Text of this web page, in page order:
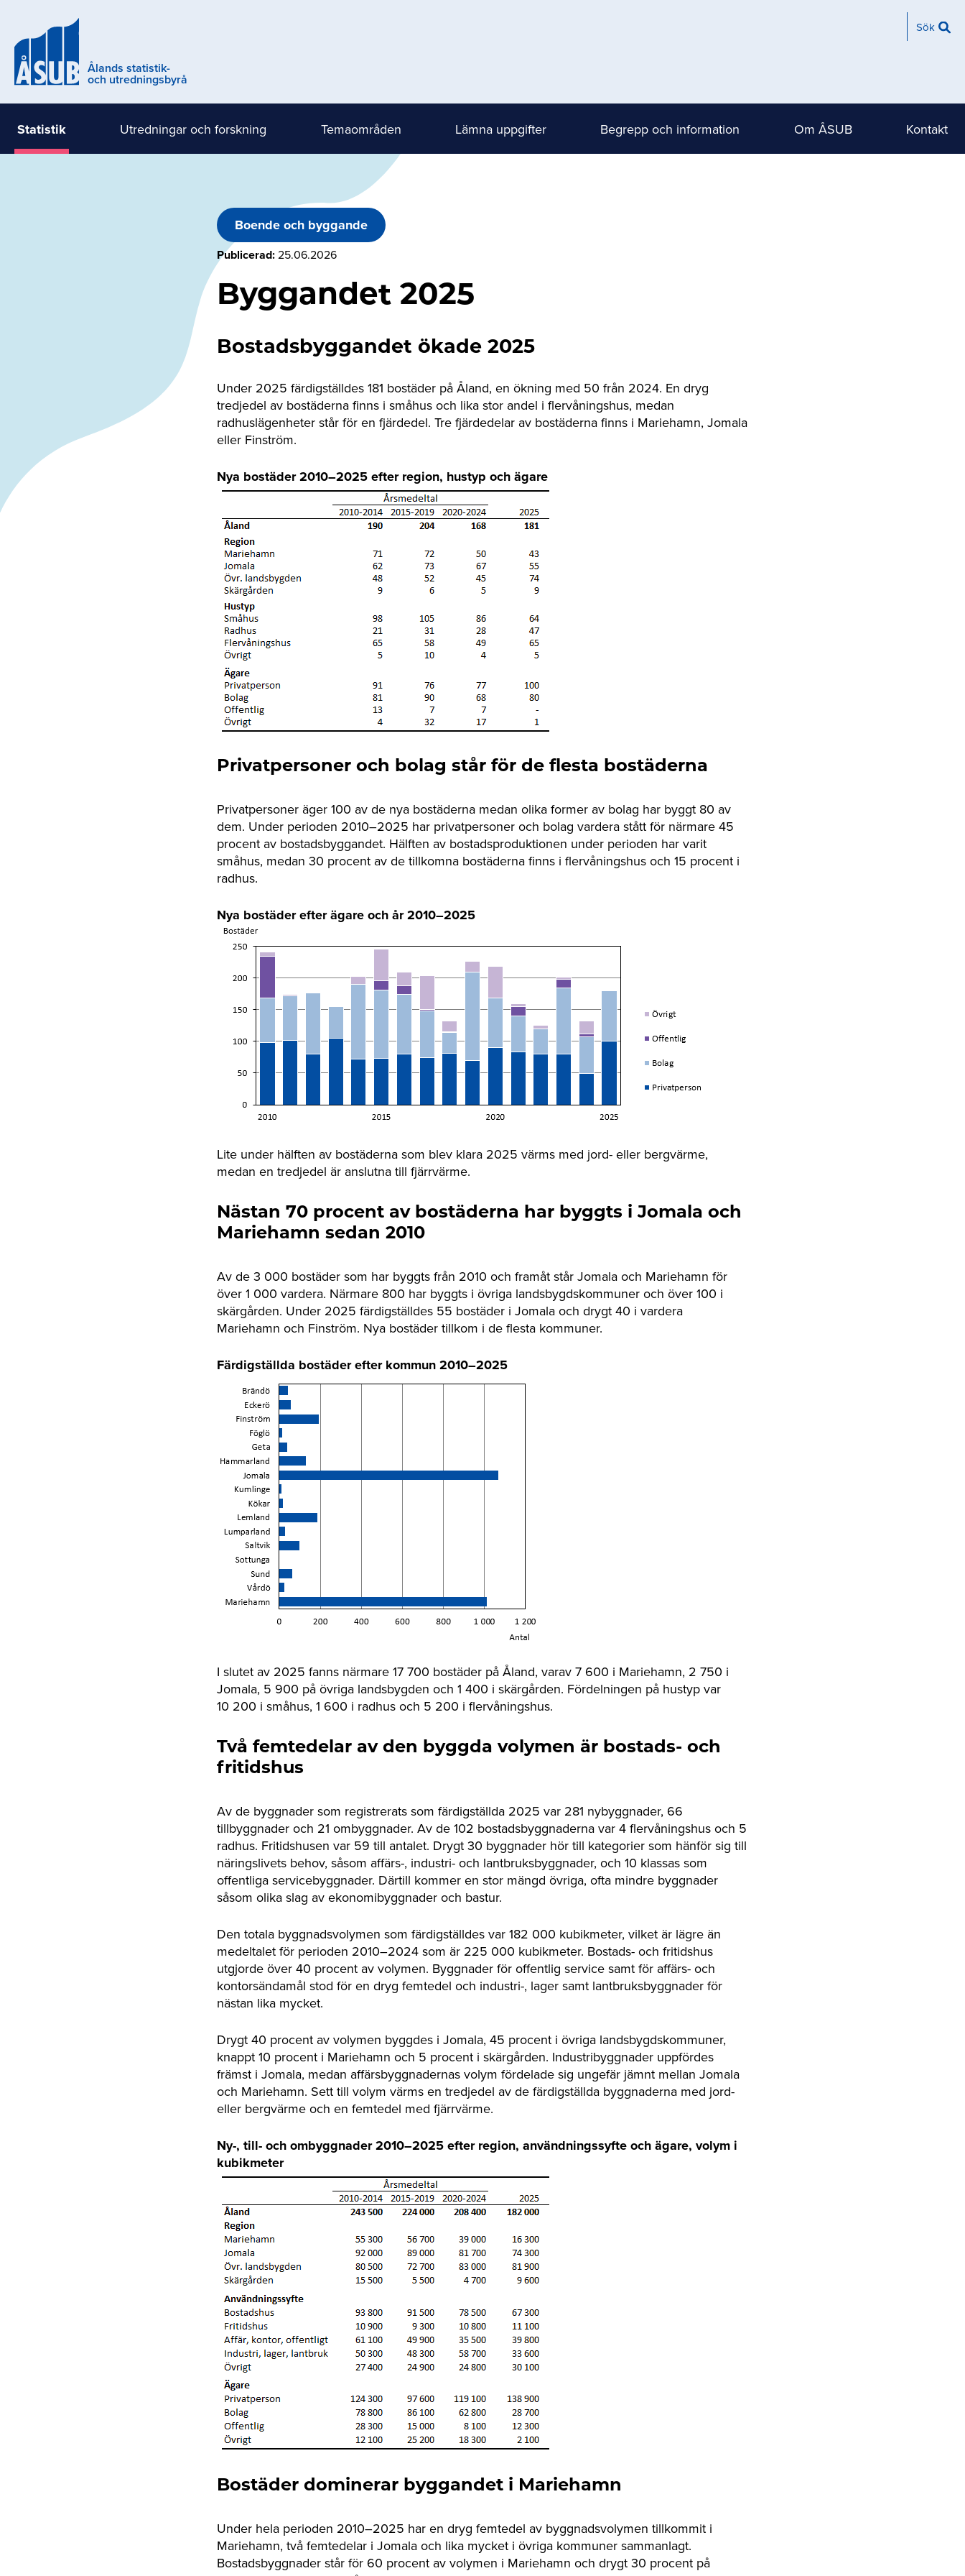
huvudinnehåll
Ålands statistik-
och utredningsbyrå
Sök
Huvudmeny
Statistik Utredningar och forskning Temaområden Lämna uppgifter Begrepp och information Om ÅSUB Kontakt
Boende och byggande
Publicerad 25.06.2026
Byggandet 2025
Bostadsbyggandet ökade 2025
Under 2025 färdigställdes 181 bostäder på Åland, en ökning med 50 från 2024. En dryg
tredjedel av bostäderna finns i småhus och lika stor andel i flervåningshus, medan
radhuslägenheter står för en fjärdedel. Tre fjärdedelar av bostäderna finns i Mariehamn, Jomala
eller Finström.
Nya bostäder 2010–2025 efter region, hustyp och ägare
Privatpersoner och bolag står för de flesta bostäderna
Privatpersoner äger 100 av de nya bostäderna medan olika former av bolag har byggt 80 av
dem. Under perioden 2010–2025 har privatpersoner och bolag vardera stått för närmare 45
procent av bostadsbyggandet. Hälften av bostadsproduktionen under perioden har varit
småhus, medan 30 procent av de tillkomna bostäderna finns i flervåningshus och 15 procent i
radhus.
Nya bostäder efter ägare och år 2010–2025
Lite under hälften av bostäderna som blev klara 2025 värms med jord- eller bergvärme,
medan en tredjedel är anslutna till fjärrvärme.
Nästan 70 procent av bostäderna har byggts i Jomala och
Mariehamn sedan 2010
Av de 3 000 bostäder som har byggts från 2010 och framåt står Jomala och Mariehamn för
över 1 000 vardera. Närmare 800 har byggts i övriga landsbygdskommuner och över 100 i
skärgården. Under 2025 färdigställdes 55 bostäder i Jomala och drygt 40 i vardera
Mariehamn och Finström. Nya bostäder tillkom i de flesta kommuner.
Färdigställda bostäder efter kommun 2010–2025
I slutet av 2025 fanns närmare 17 700 bostäder på Åland, varav 7 600 i Mariehamn, 2 750 i
Jomala, 5 900 på övriga landsbygden och 1 400 i skärgården. Fördelningen på hustyp var
10 200 i småhus, 1 600 i radhus och 5 200 i flervåningshus.
Två femtedelar av den byggda volymen är bostads- och
fritidshus
Av de byggnader som registrerats som färdigställda 2025 var 281 nybyggnader, 66
tillbyggnader och 21 ombyggnader. Av de 102 bostadsbyggnaderna var 4 flervåningshus och 5
radhus. Fritidshusen var 59 till antalet. Drygt 30 byggnader hör till kategorier som hänför sig till
näringslivets behov, såsom affärs-, industri- och lantbruksbyggnader, och 10 klassas som
offentliga servicebyggnader. Därtill kommer en stor mängd övriga, ofta mindre byggnader
såsom olika slag av ekonomibyggnader och bastur.
Den totala byggnadsvolymen som färdigställdes var 182 000 kubikmeter, vilket är lägre än
medeltalet för perioden 2010–2024 som är 225 000 kubikmeter. Bostads- och fritidshus
utgjorde över 40 procent av volymen. Byggnader för offentlig service samt för affärs- och
kontorsändamål stod för en dryg femtedel och industri-, lager samt lantbruksbyggnader för
nästan lika mycket.
Drygt 40 procent av volymen byggdes i Jomala, 45 procent i övriga landsbygdskommuner,
knappt 10 procent i Mariehamn och 5 procent i skärgården. Industribyggnader uppfördes
främst i Jomala, medan affärsbyggnadernas volym fördelade sig ungefär jämnt mellan Jomala
och Mariehamn. Sett till volym värms en tredjedel av de färdigställda byggnaderna med jord-
eller bergvärme och en femtedel med fjärrvärme.
Ny-, till- och ombyggnader 2010–2025 efter region, användningssyfte och ägare, volym i
kubikmeter
Bostäder dominerar byggandet i Mariehamn
Under hela perioden 2010–2025 har en dryg femtedel av byggnadsvolymen tillkommit i
Mariehamn, två femtedelar i Jomala och lika mycket i övriga kommuner sammanlagt.
Bostadsbyggnader står för 60 procent av volymen i Mariehamn och drygt 30 procent på